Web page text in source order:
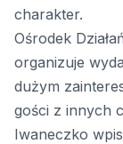
charakter.
Ośrodek
organizuje
dużym
gości z innych
Iwaneczko